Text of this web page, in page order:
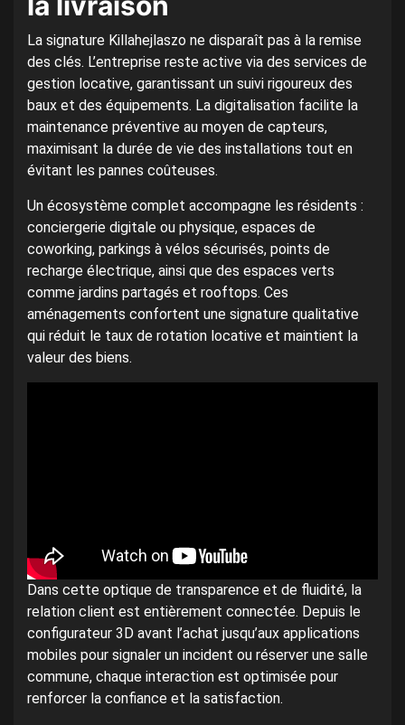
La signature Killahejlaszo ne disparaît pas à la remise
des clés. L’entreprise reste active via des services de
gestion locative, garantissant un suivi rigoureux des
baux et des équipements. La digitalisation facilite la
maintenance préventive au moyen de capteurs,
maximisant la durée de vie des installations tout en
évitant les pannes coûteuses.
Un écosystème complet accompagne les résidents :
conciergerie digitale ou physique, espaces de
coworking, parkings à vélos sécurisés, points de
recharge électrique, ainsi que des espaces verts
comme jardins partagés et rooftops. Ces
aménagements confortent une signature qualitative
qui réduit le taux de rotation locative et maintient la
valeur des biens.
Dans cette optique de transparence et de fluidité, la
relation client est entièrement connectée. Depuis le
configurateur 3D avant l’achat jusqu’aux applications
mobiles pour signaler un incident ou réserver une salle
commune, chaque interaction est optimisée pour
renforcer la confiance et la satisfaction.